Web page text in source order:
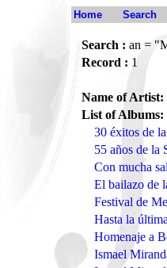
Home Search
Search : an =
Record : 1
Name of Artist:
List of Albums:
30 éxitos de
55 años de la
Con mucha
El bailazo de
Festival de
Hasta la
Homenaje a
Ismael